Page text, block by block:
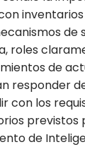
de
roles
de
responder
con los
previstos
de